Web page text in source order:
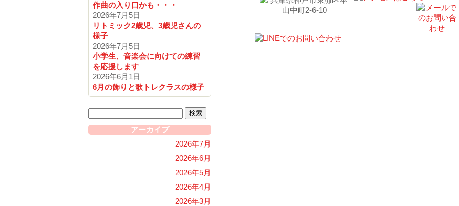
作曲の入り口かも・・・
2026年7月5日
リトミック2歳児、3歳児さんの
様子
2026年7月5日
小学生、音楽会に向けての練習
を応援します
2026年6月1日
6月の飾りと歌トレクラスの様子
検
索:
アーカイブ
2026年7月
2026年6月
2026年5月
2026年4月
2026年3月